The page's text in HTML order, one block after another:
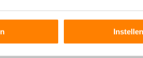
Instellen
van overeenkomstige toepassing.